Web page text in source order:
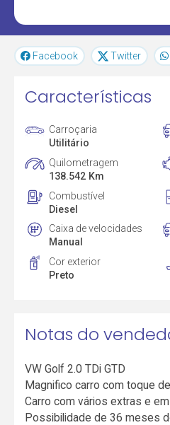
Facebook Twitter
Características
Carroçaria
Utilitário
Quilometragem
138.542 Km
Combustível
Diesel
Caixa de velocidades
Manual
Cor exterior
Preto
Notas do
VW Golf 2.0 TDi GTD
Magnifico carro com toque
Carro com vários extras e
Possibilidade de 36 meses